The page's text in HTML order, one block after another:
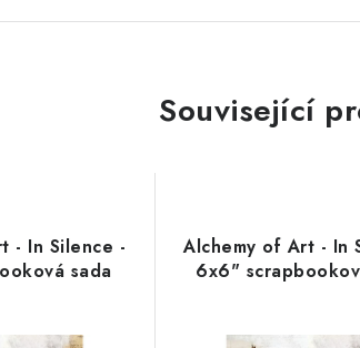
Související
- In Silence -
sada
Alchemy of Art - In
6x6"